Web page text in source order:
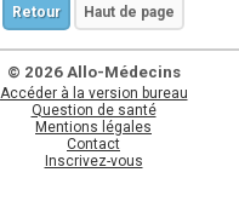
Retour Haut de page
© 2026 Allo-Médecins
Accéder à la version bureau
Question de santé
Mentions légales
Contact
Inscrivez-vous